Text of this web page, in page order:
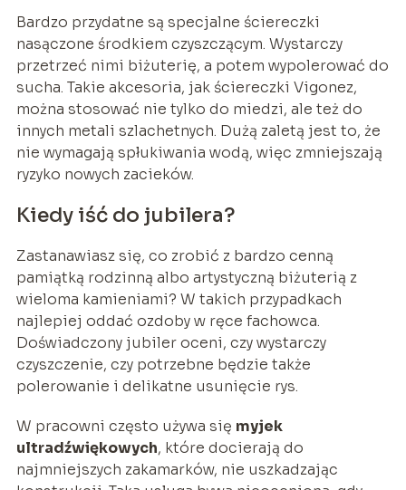
Bardzo przydatne są specjalne ściereczki
nasączone środkiem czyszczącym. Wystarczy
przetrzeć nimi biżuterię, a potem wypolerować do
sucha. Takie akcesoria, jak ściereczki Vigonez,
można stosować nie tylko do miedzi, ale też do
innych metali szlachetnych. Dużą zaletą jest to, że
nie wymagają spłukiwania wodą, więc zmniejszają
ryzyko nowych zacieków.
Kiedy iść do jubilera?
Zastanawiasz się, co zrobić z bardzo cenną
pamiątką rodzinną albo artystyczną biżuterią z
wieloma kamieniami? W takich przypadkach
najlepiej oddać ozdoby w ręce fachowca.
Doświadczony jubiler oceni, czy wystarczy
czyszczenie, czy potrzebne będzie także
polerowanie i delikatne usunięcie rys.
W pracowni często używa się myjek
ultradźwiękowych, które docierają do
najmniejszych zakamarków, nie uszkadzając